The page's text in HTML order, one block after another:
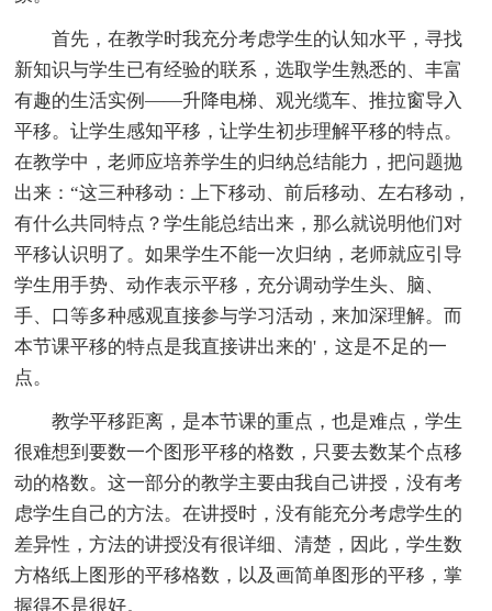
首先，在教学时我充分考虑学生的认知水平，寻找
新知识与学生已有经验的联系，选取学生熟悉的、丰富
有趣的生活实例——升降电梯、观光缆车、推拉窗导入
平移。让学生感知平移，让学生初步理解平移的特点。
在教学中，老师应培养学生的归纳总结能力，把问题抛
出来：“这三种移动：上下移动、前后移动、左右移动，
有什么共同特点？学生能总结出来，那么就说明他们对
平移认识明了。如果学生不能一次归纳，老师就应引导
学生用手势、动作表示平移，充分调动学生头、脑、
手、口等多种感观直接参与学习活动，来加深理解。而
本节课平移的特点是我直接讲出来的'，这是不足的一
点。
教学平移距离，是本节课的重点，也是难点，学生
很难想到要数一个图形平移的格数，只要去数某个点移
动的格数。这一部分的教学主要由我自己讲授，没有考
虑学生自己的方法。在讲授时，没有能充分考虑学生的
差异性，方法的讲授没有很详细、清楚，因此，学生数
方格纸上图形的平移格数，以及画简单图形的平移，掌
握得不是很好。